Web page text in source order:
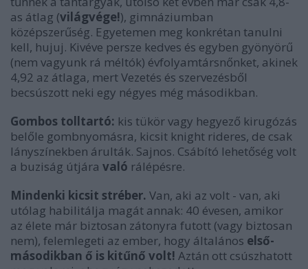
as átlag (világvége!), gimnáziumban
középszerűség. Egyetemen meg konkrétan tanulni
kell, hujuj. Kivéve persze kedves és egyben gyönyörű
(nem vagyunk rá méltók) évfolyamtársnőnket, akinek
4,92 az átlaga, mert Vezetés és szervezésből
becsúszott neki egy négyes még másodikban.
Gombos tolltartó: kis tükör vagy hegyező kirugózás
belőle gombnyomásra, kicsit knight rideres, de csak
lányszínekben árulták. Sajnos. Csábító lehetőség volt
a buziság útjára való rálépésre.
Mindenki kicsit stréber. Van, aki az volt - van, aki
utólag habilitálja magát annak: 40 évesen, amikor
az élete már biztosan zátonyra futott (vagy biztosan
nem), felemlegeti az ember, hogy általános első-
másodikban ő is kitűnő volt! Aztán ott csúszhatott